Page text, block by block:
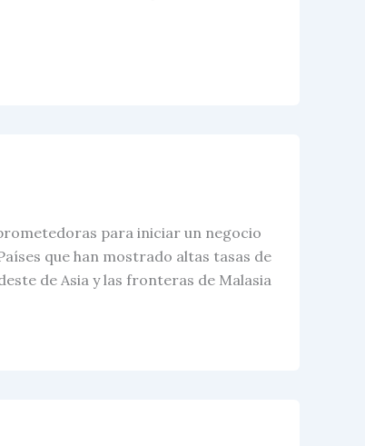
para iniciar un negocio
que han mostrado altas tasas de
de Asia y las fronteras de Malasia